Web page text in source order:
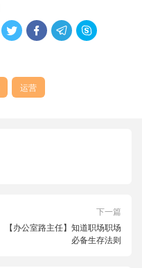
   
运营
下一篇
【办公室路主任】知道职场职场
必备生存法则